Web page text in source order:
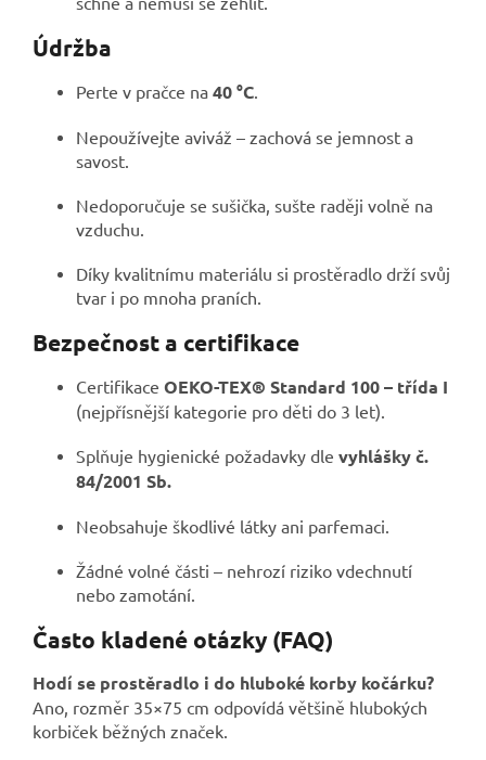
Údržba
Perte v pračce na 40 °C.
Nepoužívejte aviváž – zachová se jemnost a
savost.
Nedoporučuje se sušička, sušte raději volně na
vzduchu.
Díky kvalitnímu materiálu si prostěradlo drží svůj
tvar i po mnoha praních.
Bezpečnost a certifikace
Certifikace OEKO-TEX® Standard 100 – třída I
(nejpřísnější kategorie pro děti do 3 let).
Splňuje hygienické požadavky dle vyhlášky č.
84/2001 Sb.
Neobsahuje škodlivé látky ani parfemaci.
Žádné volné části – nehrozí riziko vdechnutí
nebo zamotání.
Často kladené otázky (FAQ)
Hodí se prostěradlo i do hluboké korby kočárku?
Ano, rozměr 35×75 cm odpovídá většině hlubokých
korbiček běžných značek.